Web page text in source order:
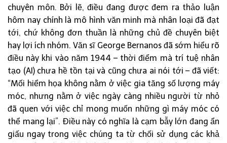
chuyên môn. Bởi lẽ, điều đang được đem ra thảo luận
hôm nay chính là mô hình văn minh mà nhân loại đã đạt
tới, chứ không đơn thuần là những chủ đề chuyên biệt
hay lợi ích nhóm. Văn sĩ George Bernanos đã sớm hiểu rõ
điều này khi vào năm 1944 – thời điểm mà trí tuệ nhân
tạo (AI) chưa hề tồn tại và cũng chưa ai nói tới – đã viết:
“Mối hiểm họa không nằm ở việc gia tăng số lượng máy
móc, nhưng nằm ở việc ngày càng nhiều người từ nhỏ
đã quen với việc chỉ mong muốn những gì máy móc có
thể mang lại”. Điều này có nghĩa là cạm bẫy lớn đang ẩn
giấu ngay trong việc chúng ta từ chối sử dụng các khả